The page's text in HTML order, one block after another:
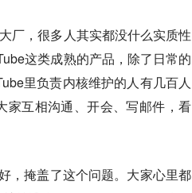
厂，很多人其实都没什么实质性
这类成熟的产品，除了日常的
里负责内核维护的人有几百人
家互相沟通、开会、写邮件，看
，掩盖了这个问题。大家心里都